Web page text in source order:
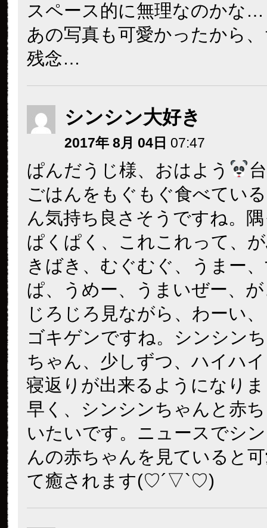
スペース的に無理なのかな…
あの写真も可愛かったから
残念…
シンシン大好き
2017年 8月 04日 07:47
ぱんだうじ様、おはよう
ごはんをもぐもぐ食べてい
ん気持ち良さそうですね。
ぱくぱく、これこれって、
きばき、むぐむぐ、うまー
ぱ、うめー、うまいぜー、
じろじろ見ながら、わーい
ゴキゲンですね。シンシン
ちゃん、少しずつ、ハイハ
寝返りが出来るようになり
早く、シンシンちゃんと赤
いたいです。ニュースでシ
んの赤ちゃんを見ていると
て癒されます(♡´▽`♡)